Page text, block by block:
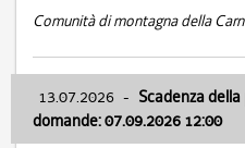
Comunità di montagna della
13.07.2026 - Scadenza
domande: 07.09.2026 12:00